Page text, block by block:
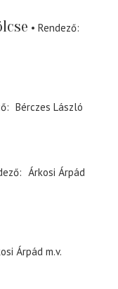
Rendező
Bérczes László
Árkosi Árpád
Árpád m.v.